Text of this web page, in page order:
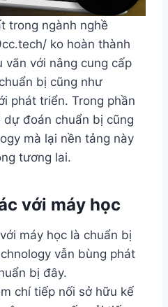
trong ngành nghề
ko hoàn thành
vãn với nâng cung cấp
bị cũng như
phát triển. Trong phần
dự đoán chuẩn bị cũng
mà lại nền tảng này
tương lai.
với máy học
máy học là chuẩn bị
vẫn bùng phát
bị đây.
chí tiếp nối sở hữu kế